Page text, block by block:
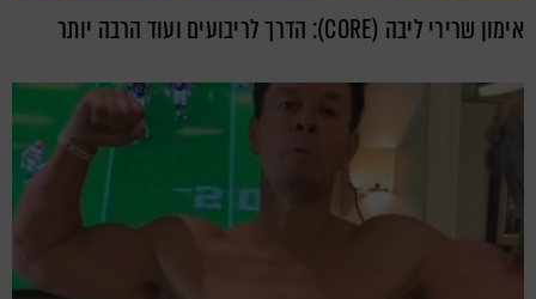
אימון שרירי ליבה (CORE): הדרך לריבועים ועוד הרבה יותר